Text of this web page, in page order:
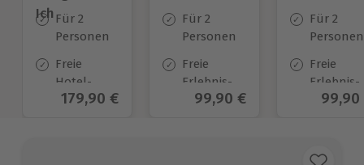
Ich Für 2
Personen
Freie
Hotel-
Auswahl
Aktueller Preis
179,90 €
Für 2
Personen
Freie
Erlebnis-
Auswahl
Aktueller Preis
99,90 €
Für 2
Personen
Freie
Erlebnis-
Auswahl
99,90